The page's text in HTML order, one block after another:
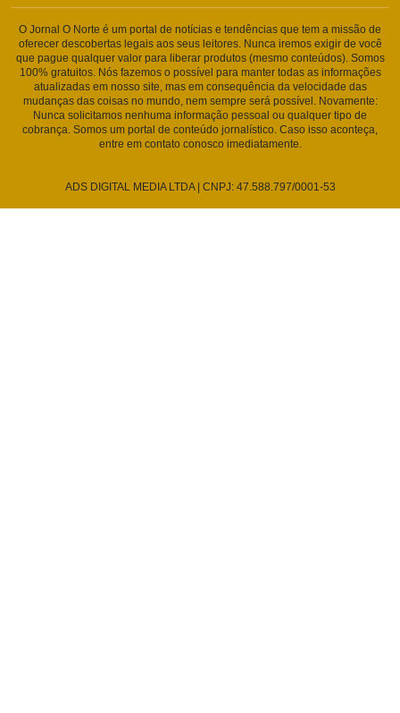
O Jornal O Norte é um portal de notícias e tendências que tem a missão de
oferecer descobertas legais aos seus leitores. Nunca iremos exigir de você
que pague qualquer valor para liberar produtos (mesmo conteúdos). Somos
100% gratuitos. Nós fazemos o possível para manter todas as informações
atualizadas em nosso site, mas em consequência da velocidade das
mudanças das coisas no mundo, nem sempre será possível. Novamente:
Nunca solicitamos nenhuma informação pessoal ou qualquer tipo de
cobrança. Somos um portal de conteúdo jornalístico. Caso isso aconteça,
entre em contato conosco imediatamente.
ADS DIGITAL MEDIA LTDA | CNPJ: 47.588.797/0001-53